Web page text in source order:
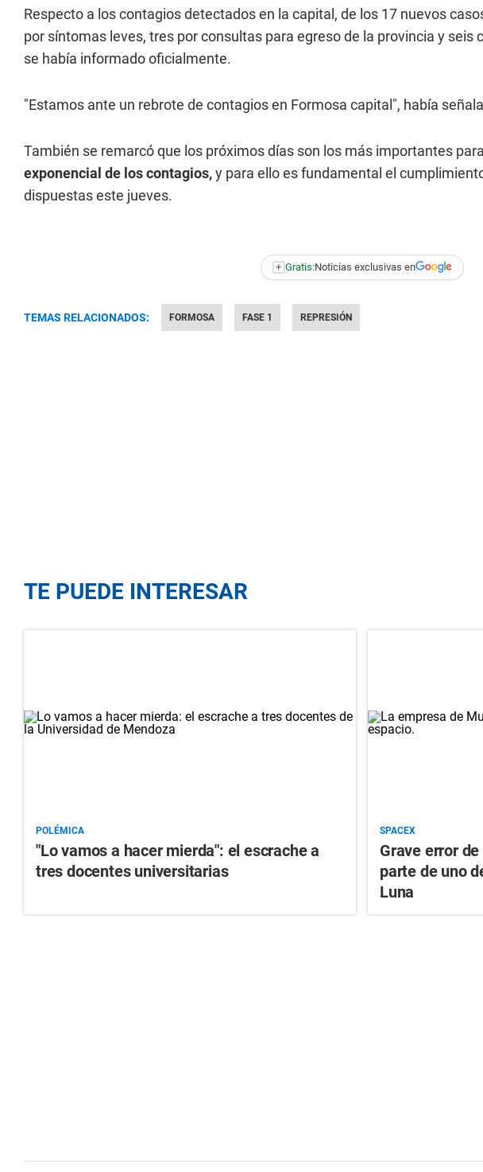
Respecto a los contagios detectados en la capital, de los 17 nuevos
por síntomas leves, tres por consultas para egreso de la provincia y seis
se había informado oficialmente.
"Estamos ante un rebrote de contagios en Formosa capital", había
También se remarcó que los próximos días son los más importantes
exponencial de los contagios,y para ello es fundamental el
dispuestas este jueves.
+ Gratis:Noticias exclusivas en
TEMAS RELACIONADOS: FORMOSA FASE 1 REPRESIÓN
TE PUEDE INTERESAR
POLÉMICA
"Lo vamos a hacer mierda": el escrache a
tres docentes universitarias
SPACEX
Grave error
parte de uno
Luna